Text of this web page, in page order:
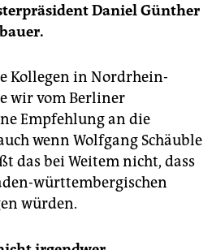
Daniel Günther
Kollegen in Nordrhein-
wir vom Berliner
Empfehlung an die
wenn Wolfgang Schäuble
das bei Weitem nicht, dass
württembergischen
würden.